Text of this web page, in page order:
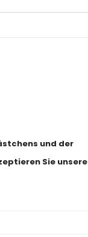
und der
Sie unsere